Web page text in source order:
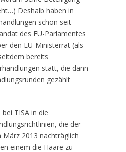
Deshalb haben in
schon seit
des EU-Parlamentes
den EU-Ministerrat (als
bereits
statt, die dann
gezählt
TISA in die
die der
März 2013 nachträglich
einem die Haare zu